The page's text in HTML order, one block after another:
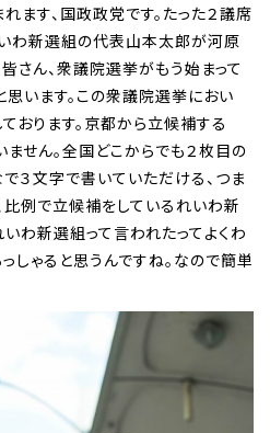
ます、国政政党です。たった２議席
わ新選組の代表山本太郎が河原
さん、衆議院選挙がもう始まって
います。この衆議院選挙におい
おります。京都から立候補する
せん。全国どこからでも２枚目の
３文字で書いていただける、つま
比例で立候補をしているれいわ新
わ新選組って言われたってよくわ
しゃると思うんですね。なので簡単